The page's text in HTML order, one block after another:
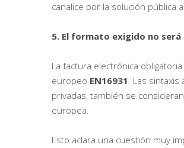
canalice por la solución
5. El formato exigido no
La factura electrónica
europeo EN16931. Las sintaxis
privadas, también se
europea.
Esto aclara una cuestión muy